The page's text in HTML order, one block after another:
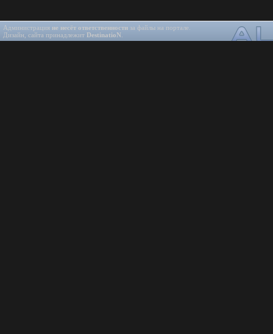
Администрация не несёт ответственности за файлы на портале.
Дизайн, сайта принадлежит DestinatioN